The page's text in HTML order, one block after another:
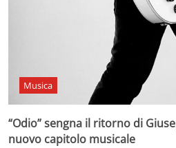
Musica
“Odio” sengna il ritorno di
nuovo capitolo musicale